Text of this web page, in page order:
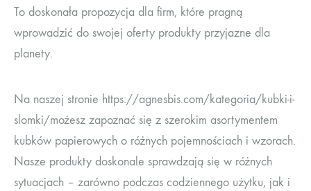
To doskonała propozycja dla firm, które pragną
wprowadzić do swojej oferty produkty przyjazne dla
planety.
Na naszej stronie https://agnesbis.com/kategoria/kubki-i-
slomki/możesz zapoznać się z szerokim asortymentem
kubków papierowych o różnych pojemnościach i wzorach.
Nasze produkty doskonale sprawdzają się w różnych
sytuacjach – zarówno podczas codziennego użytku, jak i